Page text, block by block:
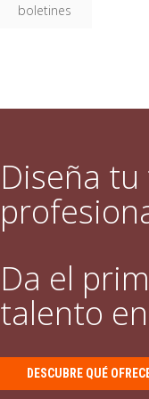
boletines
Diseña
Da el
talento
DESCUBRE QUÉ